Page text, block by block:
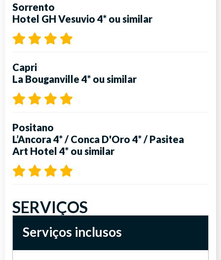
Sorrento
Hotel GH Vesuvio 4* ou similar
Capri
La Bouganville 4* ou similar
Positano
L’Ancora 4*/Conca D'Oro 4*/Pasitea
Art Hotel 4* ou similar
SERVIÇOS
Serviços inclusos